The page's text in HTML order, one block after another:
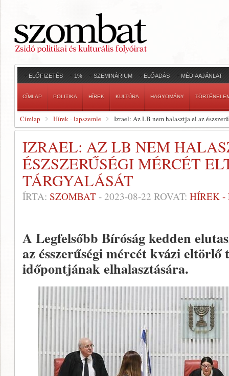
ELŐFIZETÉS 1% SZEMINÁRIUM ELŐADÁS MÉDIAAJÁNLAT
CÍMLAP POLITIKA HÍREK KULTÚRA HAGYOMÁNY
Címlap Hírek - lapszemle Izrael: Az LB nem halasztja el az
IZRAEL: AZ LB NEM
ÉSZSZERŰSÉGI MÉRCÉT
TÁRGYALÁSÁT
ÍRTA: SZOMBAT - 2023-08-22 ROVAT: HÍREK -
A Legfelsőbb Bíróság kedden
az ésszerűségi mércét kvázi
időpontjának elhalasztására.